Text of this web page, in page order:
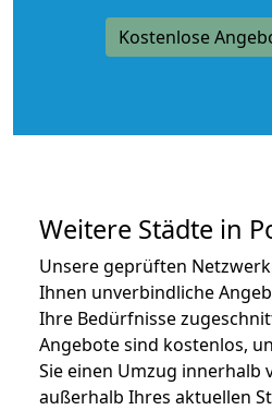
Kostenlose
Weitere Städte in
Unsere geprüften
Ihnen unverbindliche
Ihre Bedürfnisse
Angebote sind kostenlos,
Sie einen Umzug innerhalb
außerhalb Ihres aktuellen